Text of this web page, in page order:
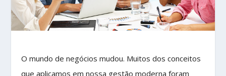
O mundo de negócios mudou. Muitos dos conceitos
que aplicamos em nossa gestão moderna foram